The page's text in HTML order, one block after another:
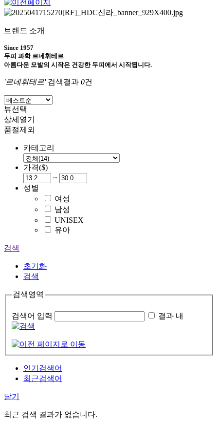
브랜드 소개
Since 1957
두피 과학 르네휘테르
아름다운 모발의 시작은 건강한 두피에서 시작됩니다.
'르네휘테르'검색결과 0건
뷰선택
상세열기
품절제외
카테고리
가격($)
~
성별
여성
남성
UNISEX
유아
검색
초기화
검색
검색영역
검색어 입력 결과 내
인기검색어
최근검색어
닫기
최근 검색 결과가 없습니다.